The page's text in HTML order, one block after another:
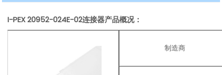
I-PEX 20952-024E-02连接器产品概况：
制造商